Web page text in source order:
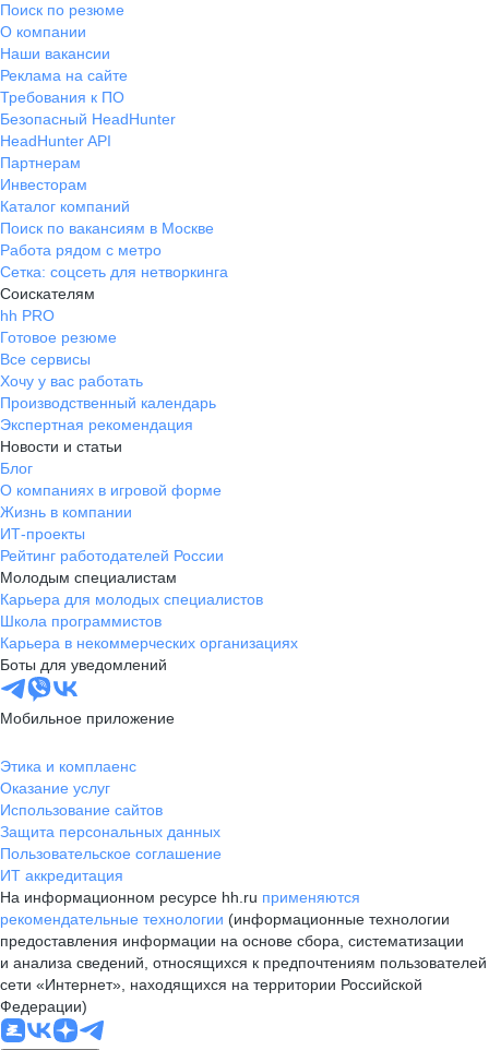
Поиск по резюме
О компании
Наши вакансии
Реклама на сайте
Требования к ПО
Безопасный HeadHunter
HeadHunter API
Партнерам
Инвесторам
Каталог компаний
Поиск по вакансиям в Москве
Работа рядом с метро
Сетка: соцсеть для нетворкинга
Соискателям
hh PRO
Готовое резюме
Все сервисы
Хочу у вас работать
Производственный календарь
Экспертная рекомендация
Новости и статьи
Блог
О компаниях в игровой форме
Жизнь в компании
ИТ-проекты
Рейтинг работодателей России
Молодым специалистам
Карьера для молодых специалистов
Школа программистов
Карьера в некоммерческих организациях
Боты для уведомлений
Мобильное приложение
Этика и комплаенс
Оказание услуг
Использование сайтов
Защита персональных данных
Пользовательское соглашение
ИТ аккредитация
На информационном ресурсе hh.ru применяются
рекомендательные технологии (информационные технологии
предоставления информации на основе сбора, систематизации
и анализа сведений, относящихся к предпочтениям пользователей
сети «Интернет», находящихся на территории Российской
Федерации)